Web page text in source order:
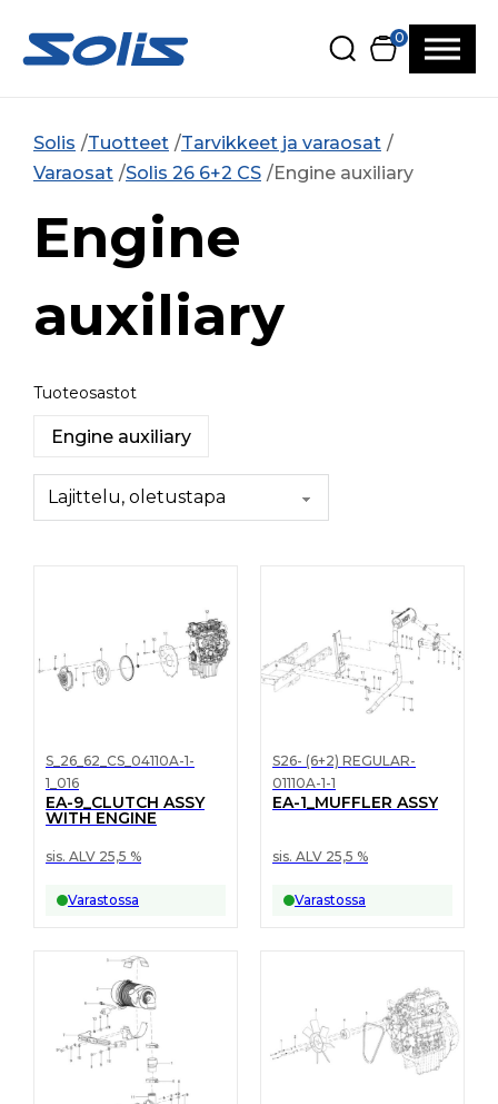
0
Solis Tuotteet
Tarvikkeet ja varaosat
Varaosat Solis 26 6+2 CS Engine auxiliary
Engine
auxiliary
Tuoteosastot
Engine auxiliary
S_26_62_CS_04110A-1-
1_016
EA-9_CLUTCH ASSY
WITH ENGINE
sis. ALV 25,5 %
Varastossa
S26- (6+2) REGULAR-
01110A-1-1
EA-1_MUFFLER ASSY
sis. ALV 25,5 %
Varastossa